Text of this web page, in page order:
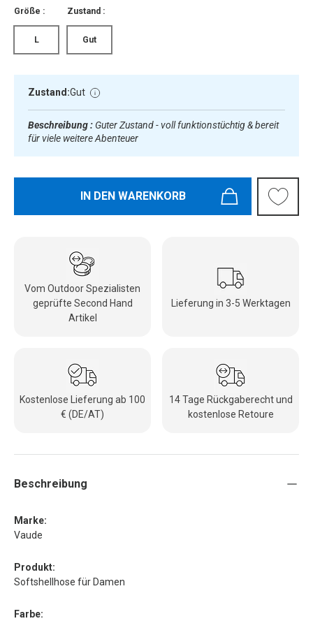
Größe :
L
Zustand :
Gut
Zustand:Gut
Beschreibung : Guter Zustand - voll funktionstüchtig & bereit
für viele weitere Abenteuer
IN DEN WARENKORB
Vom Outdoor Spezialisten
geprüfte Second Hand
Artikel
Lieferung in 3-5 Werktagen
Kostenlose Lieferung ab 100
€ (DE/AT)
14 Tage Rückgaberecht und
kostenlose Retoure
Beschreibung
Marke:
Vaude
Produkt:
Softshellhose für Damen
Farbe: